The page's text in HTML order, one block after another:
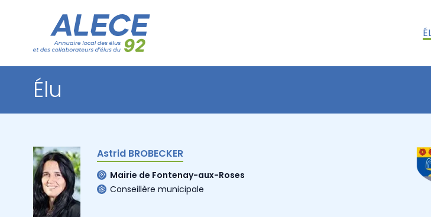
Élu
Astrid BROBECKER
Mairie de Fontenay-aux-Roses
Conseillère municipale